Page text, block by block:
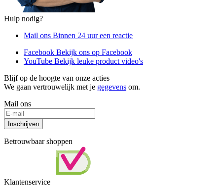
Hulp nodig?
Mail ons Binnen 24 uur een reactie
Facebook Bekijk ons op Facebook
YouTube Bekijk leuke product video's
Blijf op de hoogte van onze acties
We gaan vertrouwelijk met je gegevens om.
Mail ons
Inschrijven
Betrouwbaar shoppen
Klantenservice